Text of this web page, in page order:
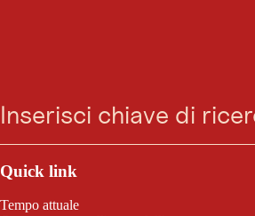
Outdoor e sport
Posti da visitare
Cultura
Quick link
Tempo attuale